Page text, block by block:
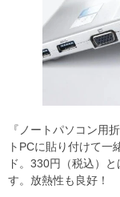
『ノートパソコン用
トPCに貼り付けて一
ド。330円（税込）
す。放熱性も良好！